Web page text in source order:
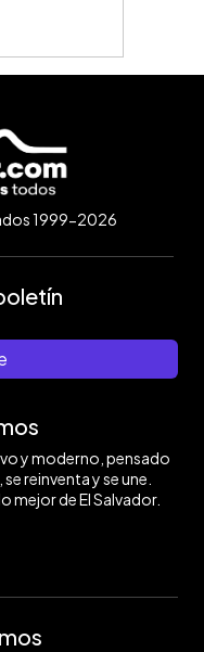
1999-2026
y moderno, pensado
reinventa y se une.
mejor de El Salvador.